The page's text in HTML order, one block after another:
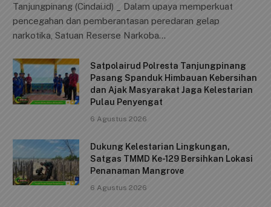
c
e
b
o
o
k
ai
l
at
s
p
p
p
y
n
k
ar
e
Tanjungpinang (Cindai.id) _ Dalam upaya memperkuat
pencegahan dan pemberantasan peredaran gelap
narkotika, Satuan Reserse Narkoba…
Satpolairud Polresta Tanjungpinang
Pasang Spanduk Himbauan Kebersihan
dan Ajak Masyarakat Jaga Kelestarian
Pulau Penyengat
6 Agustus 2026
Dukung Kelestarian Lingkungan,
Satgas TMMD Ke-129 Bersihkan Lokasi
Penanaman Mangrove
6 Agustus 2026